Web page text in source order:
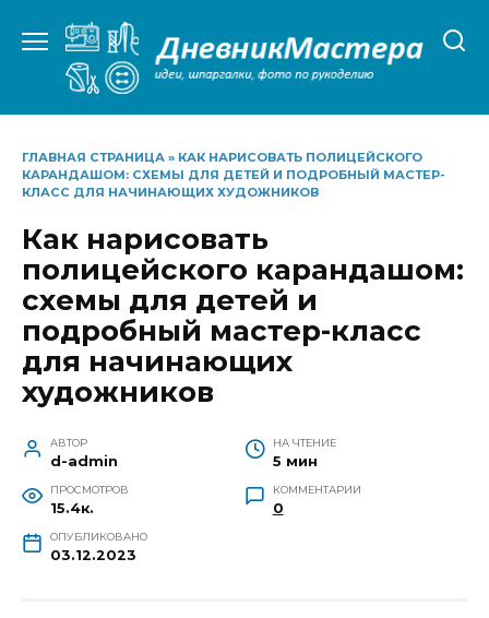
содержанию
ГЛАВНАЯ СТРАНИЦА » КАК НАРИСОВАТЬ ПОЛИЦЕЙСКОГО
КАРАНДАШОМ: СХЕМЫ ДЛЯ ДЕТЕЙ И ПОДРОБНЫЙ МАСТЕР-
КЛАСС ДЛЯ НАЧИНАЮЩИХ ХУДОЖНИКОВ
Как нарисовать
полицейского карандашом:
схемы для детей и
подробный мастер-класс
для начинающих
художников
АВТОР
d-admin
НА ЧТЕНИЕ
5 мин
ПРОСМОТРОВ
15.4к.
КОММЕНТАРИИ
0
ОПУБЛИКОВАНО
03.12.2023